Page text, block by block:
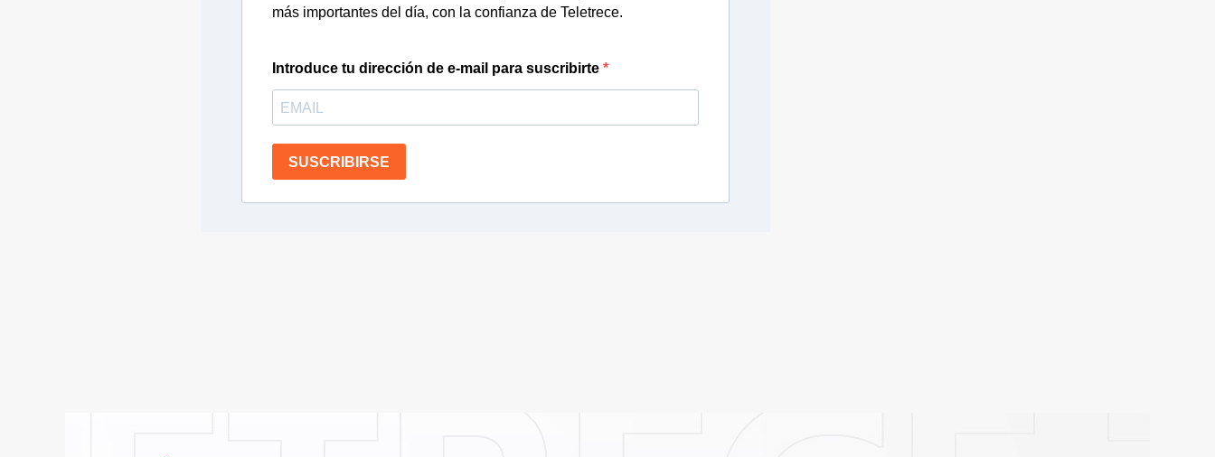
más importantes del día, con la confianza de Teletrece.
Introduce tu dirección de e-mail para suscribirte
SUSCRIBIRSE